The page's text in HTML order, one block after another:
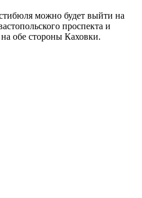
можно будет выйти на
проспекта и
обе стороны Каховки.